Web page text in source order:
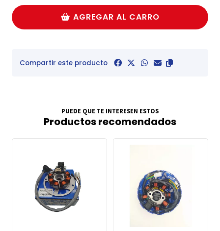
AGREGAR AL CARRO
Compartir este producto
PUEDE QUE TE INTERESEN ESTOS
Productos recomendados